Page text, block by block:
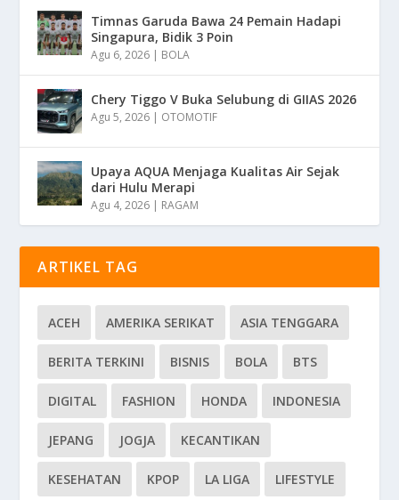
Timnas Garuda Bawa 24 Pemain Hadapi
Singapura, Bidik 3 Poin
Agu 6, 2026 BOLA
Chery Tiggo V Buka Selubung di GIIAS 2026
Agu 5, 2026 OTOMOTIF
Upaya AQUA Menjaga Kualitas Air Sejak
dari Hulu Merapi
Agu 4, 2026 RAGAM
ARTIKEL TAG
ACEH AMERIKA SERIKAT ASIA TENGGARA
BERITA TERKINI BISNIS BOLA BTS
DIGITAL FASHION HONDA INDONESIA
JEPANG JOGJA KECANTIKAN
KESEHATAN KPOP LA LIGA LIFESTYLE